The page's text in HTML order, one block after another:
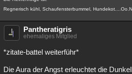
Regnerisch kühl, Schaufensterbummel,
Pantheratigris
ehemaliges Mitglied
*zitate-battel weiterführ*
Die Aura der Angst erleuchtet die